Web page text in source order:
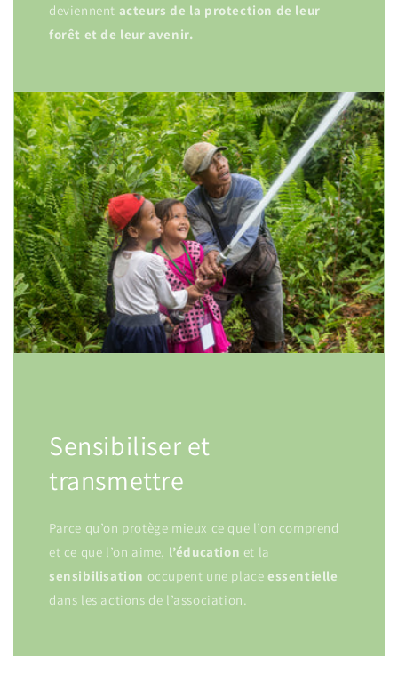
deviennent acteurs de la protection de leur
forêt et de leur avenir.
Sensibiliser et
transmettre
Parce qu’on protège mieux ce que l’on comprend
et ce que l’on aime, l’éducation et la
sensibilisation occupent une place essentielle
dans les actions de l’association.